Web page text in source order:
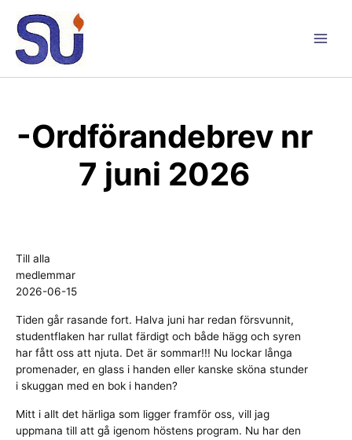
innehåll
-Ordförandebrev nr
7 juni 2026
Till alla
medlemmar
2026-06-15
Tiden går rasande fort. Halva juni har redan försvunnit,
studentflaken har rullat färdigt och både hägg och syren
har fått oss att njuta. Det är sommar!!! Nu lockar långa
promenader, en glass i handen eller kanske sköna stunder
i skuggan med en bok i handen?
Mitt i allt det härliga som ligger framför oss, vill jag
uppmana till att gå igenom höstens program. Nu har den